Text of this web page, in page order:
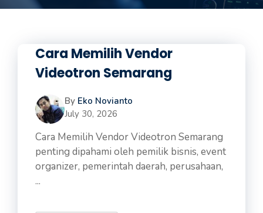
Cara Memilih Vendor
Videotron Semarang
By Eko Novianto
July 30, 2026
Cara Memilih Vendor Videotron Semarang
penting dipahami oleh pemilik bisnis, event
organizer, pemerintah daerah, perusahaan,
...